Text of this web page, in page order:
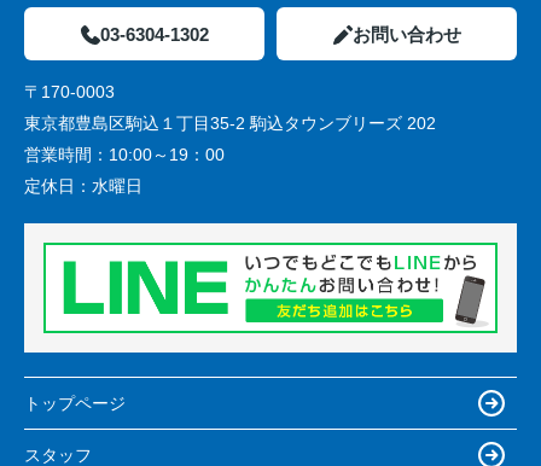
03-6304-1302 お問い合わせ
〒170-0003
東京都豊島区駒込１丁目35-2 駒込タウンブリーズ 202
営業時間： 10:00～19：00
定休日： 水曜日
トップページ
スタッフ